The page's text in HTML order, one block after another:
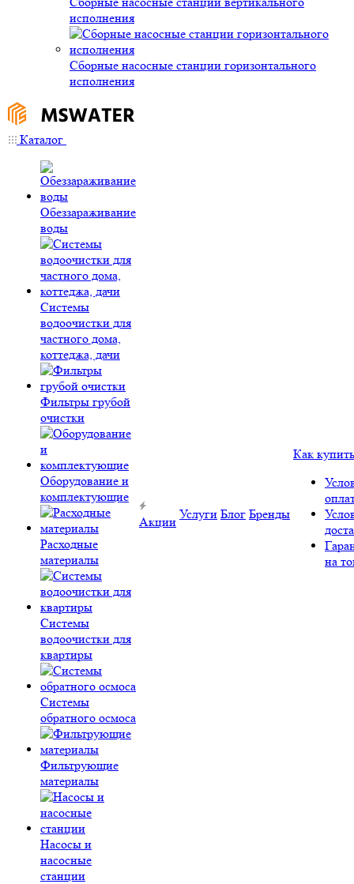
исполнения
Сборные насосные станции горизонтального
исполнения
Каталог
Обеззараживание
воды
Системы
водоочистки для
частного дома,
коттеджа, дачи
Фильтры грубой
очистки
Оборудование и
комплектующие
Расходные
материалы
Системы
водоочистки для
квартиры
Системы
обратного осмоса
Фильтрующие
материалы
Насосы и
насосные
станции
Акции
Услуги Блог Бренды
Как купить
на